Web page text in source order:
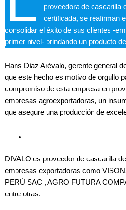
proveedora de cascarilla
certificada, se reafirman
consolidar el éxito de sus clientes -
primer nivel- brindando un producto
Hans Díaz Arévalo, gerente general
que este hecho es motivo de orgullo
compromiso de esta empresa en
empresas agroexportadoras, un
que asegure una producción de
DIVALO es proveedor de cascarilla
empresas exportadoras como
PERÚ SAC , AGRO FUTURA
entre otras.